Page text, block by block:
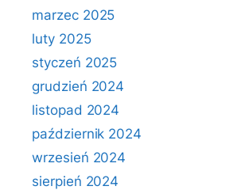
marzec 2025
luty 2025
styczeń 2025
grudzień 2024
listopad 2024
październik 2024
wrzesień 2024
sierpień 2024